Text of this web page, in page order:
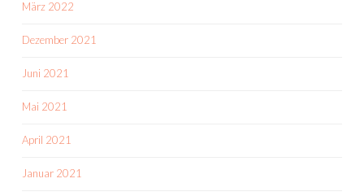
März 2022
Dezember 2021
Juni 2021
Mai 2021
April 2021
Januar 2021